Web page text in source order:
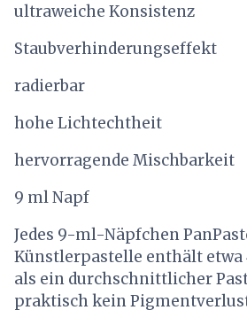
ultraweiche Konsistenz
Staubverhinderungseffekt
radierbar
hohe Lichtechtheit
hervorragende Mischbarkeit
9 ml Napf
Jedes 9-ml-Näpfchen
Künstlerpastelle enthält etwa
als ein durchschnittlicher
praktisch kein